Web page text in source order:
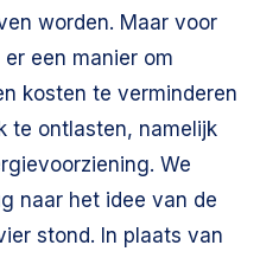
worden. Maar voor
een manier om
kosten te verminderen
te ontlasten, namelijk
We
naar het idee van de
stond. In plaats van